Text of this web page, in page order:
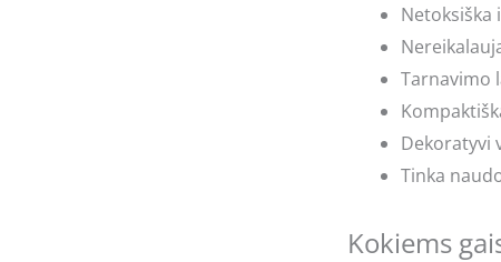
Netoksiška
Tarnavimo
Dekoratyvi
Tinka
Kokiems